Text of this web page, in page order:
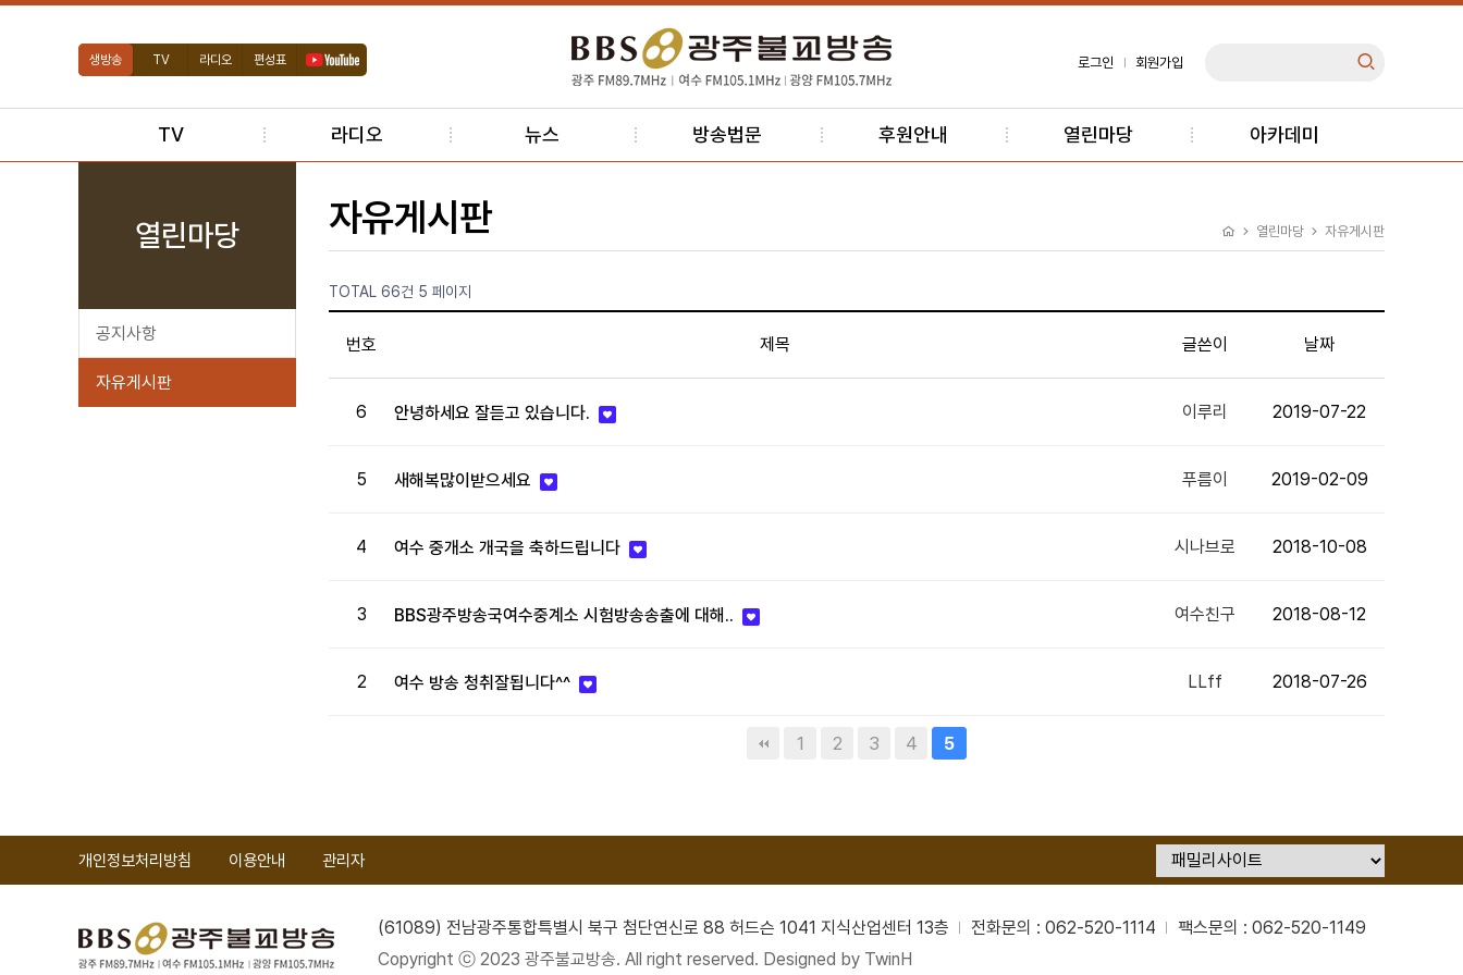
생방송 TV 라디오 편성표 로그인 회원가입
TV 라디오 뉴스 방송법문 후원안내 열린마당 아카데미
열린마당
공지사항
자유게시판
자유게시판 열린마당 자유게시판
TOTAL 66건 5 페이지
번호 제목 글쓴이 날짜
6 안녕하세요 잘듣고 있습니다. 이루리 2019-07-22
5 새해복많이받으세요 푸름이 2019-02-09
4 여수 중개소 개국을 축하드립니다 시나브로 2018-10-08
3 BBS광주방송국여수중계소 시험방송송출에 대해.. 여수친구 2018-08-12
2 여수 방송 청취잘됩니다^^ LLff 2018-07-26
1 2 3 4 5
개인정보처리방침 이용안내 관리자
(61089) 전남광주통합특별시 북구 첨단연신로 88 허드슨 1041 지식산업센터 13층 전화문의 : 062-520-1114
팩스문의 : 062-520-1149
Copyright ⓒ 2023 광주불교방송. All right reserved. Designed by TwinH